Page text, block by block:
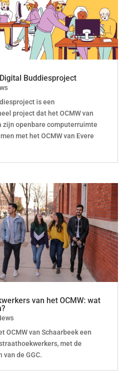
Buddiesproject
is een
project dat het OCMW van
zijn openbare computerruimte
met het OCMW van Evere
van het OCMW: wat
OCMW van Schaarbeek een
met de
de GGC.